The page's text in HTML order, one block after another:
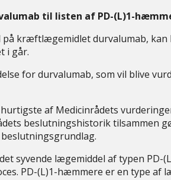
til listen af PD-(L)1-
kræftlægemidlet durvalumab, kan
i går.
for durvalumab, som vil blive
af Medicinrådets
beslutningshistorik tilsammen
syvende lægemiddel af typen
PD-(L)1-hæmmere er en type